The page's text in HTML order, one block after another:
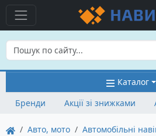
Каталог
Бренди
Акції зі знижками
Авто, мото Автомобільні